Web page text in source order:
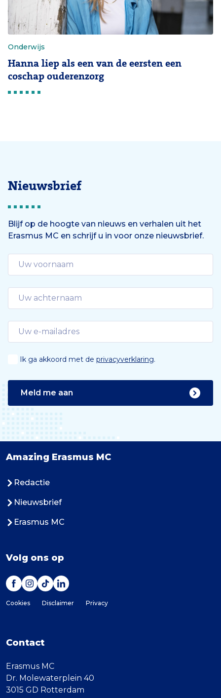
Onderwijs
Hanna liep als een van de eersten een
coschap ouderenzorg
Nieuwsbrief
Blijf op de hoogte van nieuws en verhalen uit het
Erasmus MC en schrijf u in voor onze nieuwsbrief.
Ik ga akkoord met de privacyverklaring.
Meld me aan
Amazing Erasmus MC
Redactie
Nieuwsbrief
Erasmus MC
Volg ons op
Cookies Disclaimer Privacy
Contact
Erasmus MC
Dr. Molewaterplein 40
3015 GD Rotterdam